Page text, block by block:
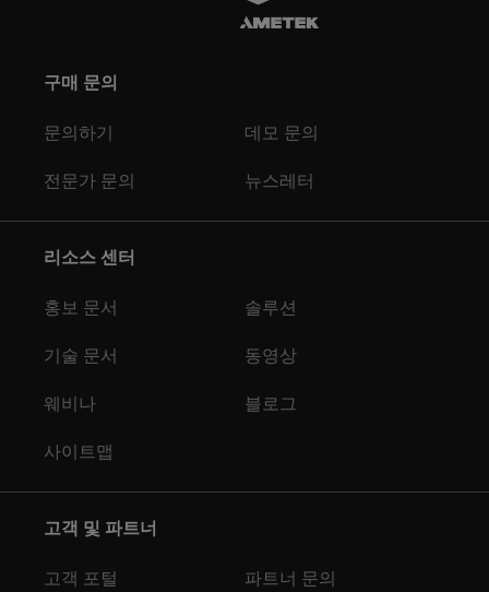
구매 문의
문의하기 데모 문의
전문가 문의 뉴스레터
리소스 센터
홍보 문서 솔루션
기술 문서 동영상
웨비나 블로그
사이트맵
고객 및 파트너
고객 포털 파트너 문의